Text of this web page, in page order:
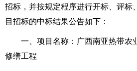
招标，并按规定程序进行开标、评标
目招标的中标结果公告如下：
一、项目名称：广西南亚热带农
修缮工程